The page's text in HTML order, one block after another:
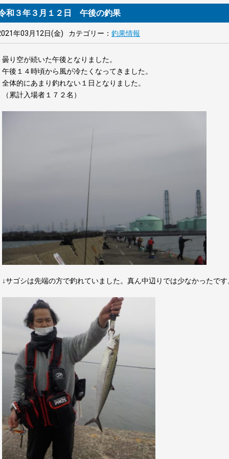
和３年３月１２日 午後の釣果
年03月12日(金) カテゴリー： 釣果情報
曇り空が続いた午後となりました。
午後１４時頃から風が冷たくなってきました。
全体的にあまり釣れない１日となりました。
（累計入場者１７２名）
↓サゴシは先端の方で釣れていました。真ん中辺りでは少なかったです